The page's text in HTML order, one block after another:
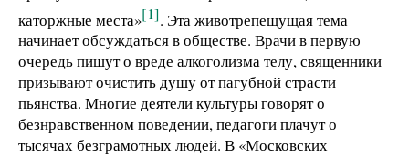
каторжные места»[1]. Эта животрепещущая тема
начинает обсуждаться в обществе. Врачи в первую
очередь пишут о вреде алкоголизма телу, священники
призывают очистить душу от пагубной страсти
пьянства. Многие деятели культуры говорят о
безнравственном поведении, педагоги плачут о
тысячах безграмотных людей. В «Московских